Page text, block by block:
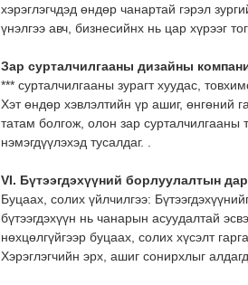
хэрэглэгчдэд өндөр чанартай гэрэл
үнэлгээ авч, бизнесийнх нь цар хүрээг
Зар сурталчилгааны дизайны
*** сурталчилгааны зурагт хуудас,
Хэт өндөр хэвлэлтийн үр ашиг, өнгөний
татам болгож, олон зар сурталчилгааны
нэмэгдүүлэхэд тусалдаг. .
VI. Бүтээгдэхүүний борлуулалтын
Буцаах, солих үйлчилгээ:
бүтээгдэхүүн нь чанарын асуудалтай
нөхцөлгүйгээр буцаах, солих хүсэлт
Хэрэглэгчийн эрх, ашиг сонирхлыг